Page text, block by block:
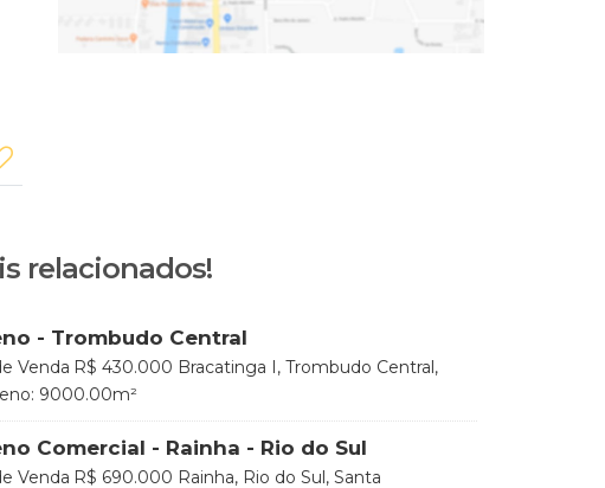
relacionados!
- Trombudo Central
R$ 430.000
Venda
Bracatinga I, Trombudo Central,
Brasil
9000.00m²
Comercial - Rainha - Rio do Sul
R$ 690.000
Venda Rainha, Rio do Sul, Santa